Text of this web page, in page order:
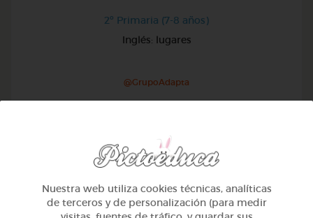
2º Primaria (7-8 años)
Inglés: lugares
@GrupoAdapta
Nuestra web utiliza cookies técnicas, analíticas
de terceros y de personalización (para medir